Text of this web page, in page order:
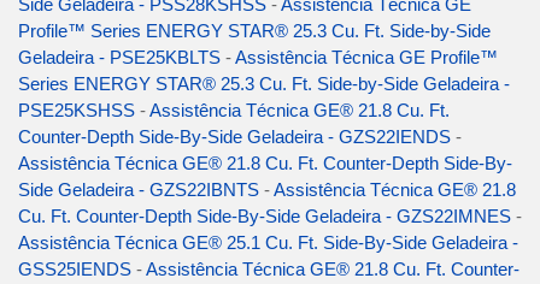
Side Geladeira - PSS28KSHSS -Assistência Técnica GE
Profile™ Series ENERGY STAR® 25.3 Cu. Ft. Side-by-Side
Geladeira - PSE25KBLTS -Assistência Técnica GE Profile™
Series ENERGY STAR® 25.3 Cu. Ft. Side-by-Side Geladeira -
PSE25KSHSS -Assistência Técnica GE® 21.8 Cu. Ft.
Counter-Depth Side-By-Side Geladeira - GZS22IENDS -
Assistência Técnica GE® 21.8 Cu. Ft. Counter-Depth Side-By-
Side Geladeira - GZS22IBNTS -Assistência Técnica GE® 21.8
Cu. Ft. Counter-Depth Side-By-Side Geladeira - GZS22IMNES -
Assistência Técnica GE® 25.1 Cu. Ft. Side-By-Side Geladeira -
GSS25IENDS -Assistência Técnica GE® 21.8 Cu. Ft. Counter-